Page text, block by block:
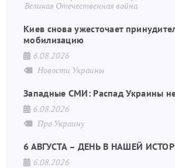
Великая Отечественная война
Киев снова ужесточает
мобилизацию
6.08.2026
Новости Украины
Западные СМИ: Распад Украины
6.08.2026
Про Украину
6 АВГУСТА – ДЕНЬ В НАШЕЙ
6.08.2026